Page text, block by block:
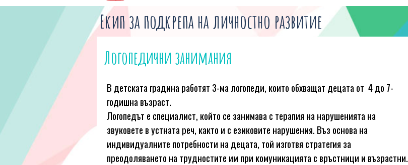
Екип за подкрепа на личностно развитие
Логопедични занимания
В детската градина работят 3-ма логопеди, които обхващат децата от 4 до 7-
годишна възраст.
Логопедът е специалист, който се занимава с терапия на нарушенията на
звуковете в устната реч, както и с езиковите нарушения. Въз основа на
индивидуалните потребности на децата, той изготвя стратегия за
преодоляването на трудностите им при комуникацията с връстници и възрастни.